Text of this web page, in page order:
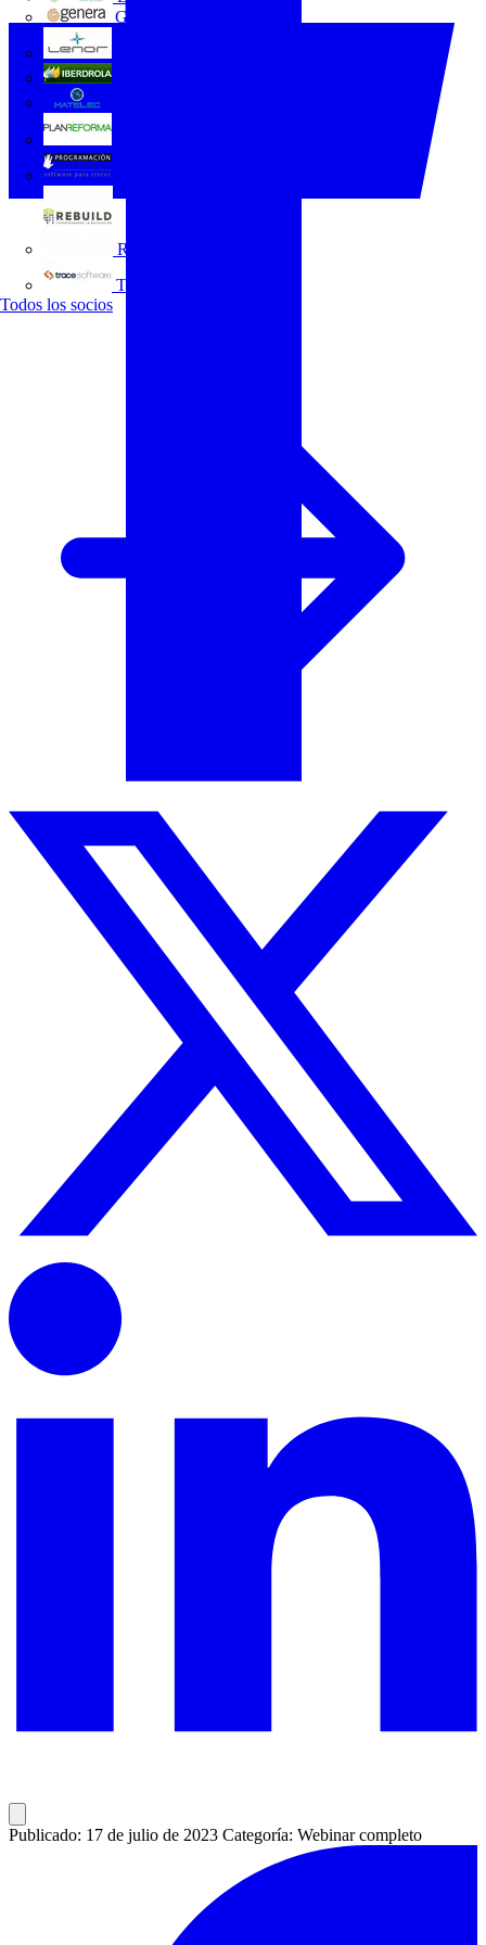
GENERA
REBUILD
Trace Software
Todos los socios
Publicado: 17 de julio de 2023 Categoría: Webinar completo